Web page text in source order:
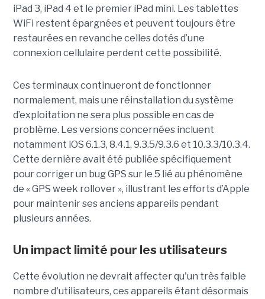
iPad 3, iPad 4 et le premier iPad mini. Les tablettes
WiFi restent épargnées et peuvent toujours être
restaurées en revanche celles dotés d’une
connexion cellulaire perdent cette possibilité.
Ces terminaux continueront de fonctionner
normalement, mais une réinstallation du système
d’exploitation ne sera plus possible en cas de
problème. Les versions concernées incluent
notamment iOS 6.1.3, 8.4.1, 9.3.5/9.3.6 et 10.3.3/10.3.4.
Cette dernière avait été publiée spécifiquement
pour corriger un bug GPS sur le 5 lié au phénomène
de « GPS week rollover », illustrant les efforts d’Apple
pour maintenir ses anciens appareils pendant
plusieurs années.
Un impact limité pour les utilisateurs
Cette évolution ne devrait affecter qu'un très faible
nombre d'utilisateurs, ces appareils étant désormais